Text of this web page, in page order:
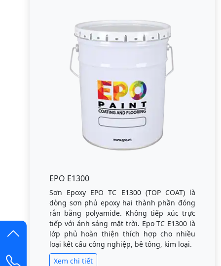
EPO E1300
Sơn Epoxy EPO TC E1300 (TOP COAT) là
dòng sơn phủ epoxy hai thành phần đóng
rắn bằng polyamide. Không tiếp xúc trực
tiếp với ánh sáng mặt trời. Epo TC E1300 là
lớp phủ hoàn thiện thích hợp cho nhiều
loại kết cấu công nghiệp, bê tông, kim loại.
Xem chi tiết